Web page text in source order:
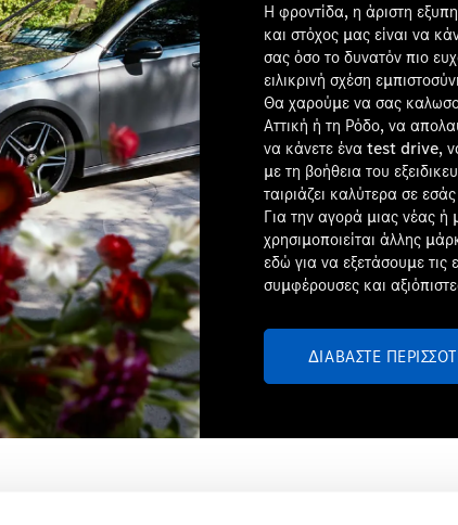
Η φροντίδα, η άριστη
και στόχος μας είναι να
σας όσο το δυνατόν πιο
ειλικρινή σχέση
Θα χαρούμε να σας
Αττική ή τη Ρόδο, να
να κάνετε ένα test drive,
με τη βοήθεια του
ταιριάζει καλύτερα σε
Για την αγορά μιας νέας
χρησιμοποιείται άλλης
εδώ για να εξετάσουμε τις
συμφέρουσες και
ΔΙΑΒΆΣΤΕ